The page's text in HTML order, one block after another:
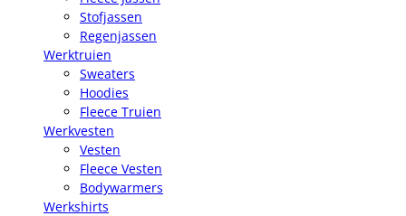
Stofjassen
Regenjassen
Werktruien
Sweaters
Hoodies
Fleece Truien
Werkvesten
Vesten
Fleece Vesten
Bodywarmers
Werkshirts